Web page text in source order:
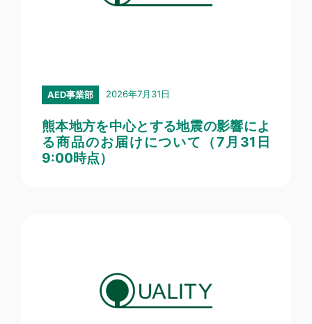
AED事業部 2026年7月31日
熊本地方を中心とする地震の影響によ
る商品のお届けについて（7月31日
9:00時点）